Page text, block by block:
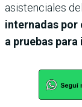
asistenciales
internadas
a pruebas